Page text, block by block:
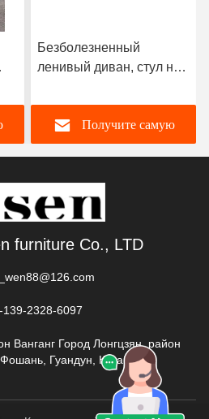
Безболезненный
ленивый диван, стул на
ткань, безшивочный
губный диван, стул
Получите самую
furniture Co., LTD
139-2328-6097
Ванганг Город Лонгцзян, район
Гуандун, Китай